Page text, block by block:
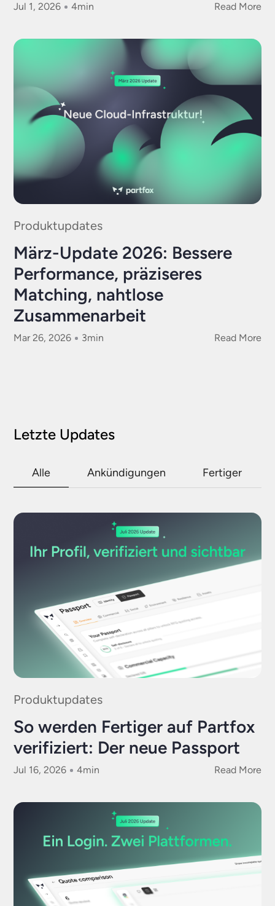
Jul 1, 2026 4min Read More
Produktupdates
März-Update 2026: Bessere
Performance, präziseres
Matching, nahtlose
Zusammenarbeit
Mar 26, 2026 3min Read More
Letzte Updates
Alle Ankündigungen Fertiger
Produktupdates
So werden Fertiger auf Partfox
verifiziert: Der neue Passport
Jul 16, 2026 4min Read More